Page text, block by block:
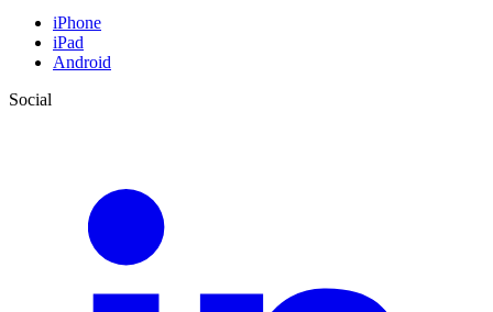
iPhone
iPad
Android
Social